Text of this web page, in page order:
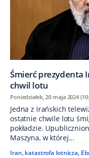
Śmierć prezydenta
chwil lotu
Poniedziałek, 20 maja 2024
Jedna z irańskich
ostatnie chwile lotu
pokładzie.
Maszyna, w której...
Iran, katastrofa lotnicza,